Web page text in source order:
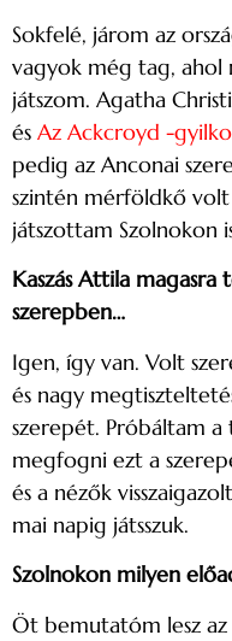
Sokfelé, járom az
vagyok még tag, ahol
játszom. Agatha
és Az Ackcroyd -
pedig az Anconai
szintén mérföldkő
játszottam Szolnokon
Kaszás Attila
szerepben…
Igen, így van. Volt
és nagy
szerepét. Próbáltam
megfogni ezt a
és a nézők
mai napig játsszuk.
Szolnokon milyen
Öt bemutatóm lesz